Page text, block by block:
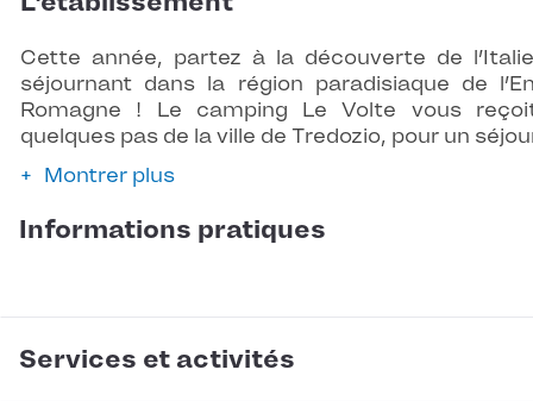
Cette année, partez à la découverte de
séjournant dans la région paradisiaque de
Romagne ! Le camping Le Volte vous
quelques pas de la ville de Tredozio, pour un
Montrer plus
Informations pratiques
Services et activités